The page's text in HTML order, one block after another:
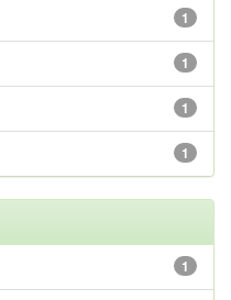
1
1
1
1
1